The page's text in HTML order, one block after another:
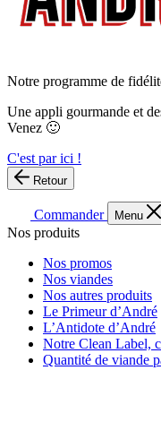
Notre programme de
Une appli gourmande et
Venez 🙂
C'est par ici !
Retour
Commander Menu
Nos produits
Nos promos
Nos viandes
Nos autres produits
Le Primeur d’André
L’Antidote d’André
Notre Clean Label,
Quantité de viande